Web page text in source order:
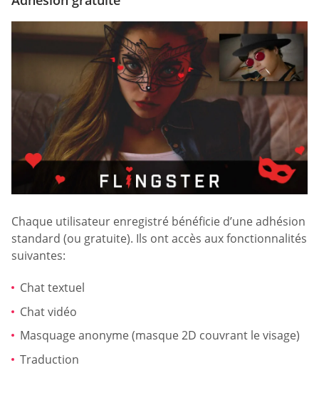
Chaque utilisateur enregistré bénéficie d’une adhésion
standard (ou gratuite). Ils ont accès aux fonctionnalités
suivantes:
Chat textuel
Chat vidéo
Masquage anonyme (masque 2D couvrant le visage)
Traduction